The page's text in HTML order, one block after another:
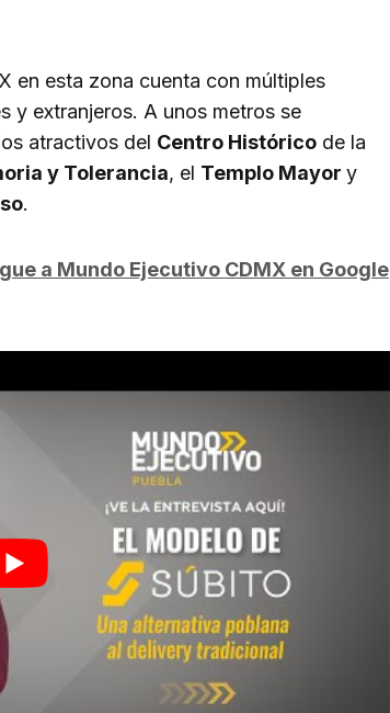
en esta zona cuenta con múltiples
y extranjeros. A unos metros se
atractivos del Centro Histórico de la
y Tolerancia, el Templo Mayor y
.
a Mundo Ejecutivo CDMX en Google